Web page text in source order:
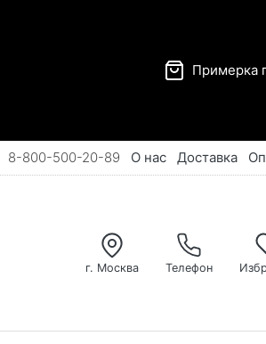
Примерка
8-800-500-20-89 О нас Доставка
г. Москва Телефон